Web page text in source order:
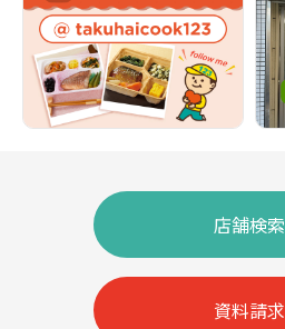
店舗検索
資料請求